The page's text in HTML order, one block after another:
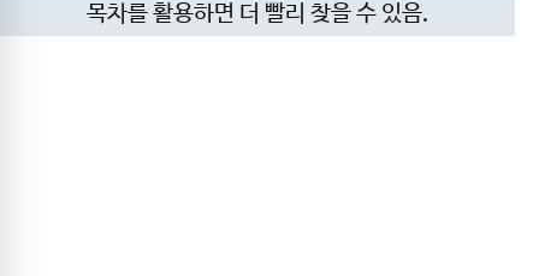
목차를 활용하면 더 빨리 찾을 수 있음.